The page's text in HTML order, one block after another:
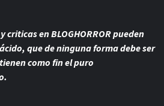
criticas en BLOGHORROR pueden
ácido, que de ninguna forma debe ser
como fin el puro